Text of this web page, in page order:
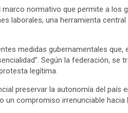
normativo que permite a los
laborales, una herramienta
medidas gubernamentales
Según la federación, se
legítima.
preservar la autonomía del país
compromiso irrenunciable hacia